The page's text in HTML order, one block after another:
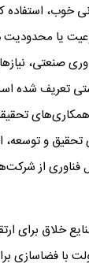
استفاده
یا محدودیت
صنعتی،
تعریف‌‌‌ شده
تحقیق و
فناوری از
خلاق برای
با فضاسازی